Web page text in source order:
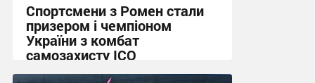
Спортсмени з Ромен стали
призером і чемпіоном
України з комбат
самозахисту ІСО